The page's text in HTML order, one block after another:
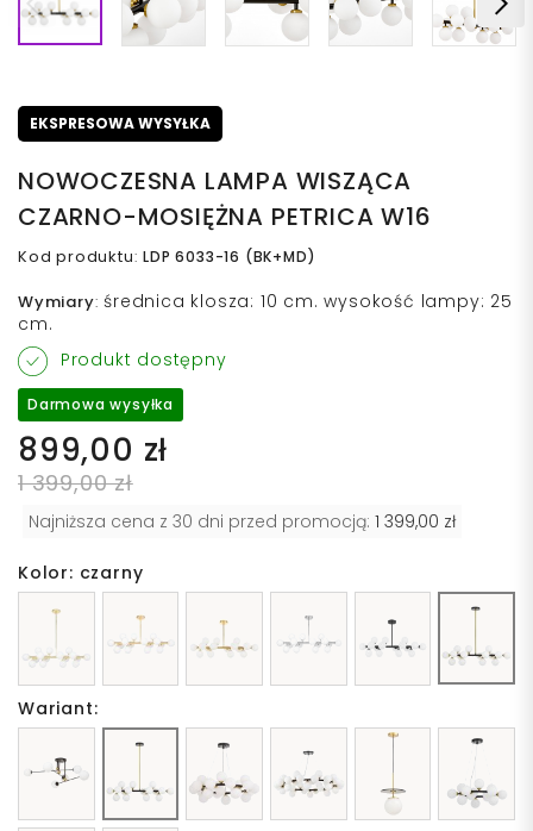
EKSPRESOWA WYSYŁKA
NOWOCZESNA LAMPA WISZĄCA
CZARNO-MOSIĘŻNA PETRICA W16
Kod produktu:LDP 6033-16 (BK+MD)
Wymiary: średnica klosza: 10 cm. wysokość lampy: 25
cm.
Produkt dostępny
Darmowa wysyłka
899,00 zł
1 399,00 zł
Najniższa cena z 30 dni przed promocją: 1 399,00 zł
Kolor: czarny
Wariant: